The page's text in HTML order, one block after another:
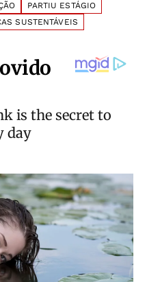
PARTIU ESTÁGIO
SUSTENTÁVEIS